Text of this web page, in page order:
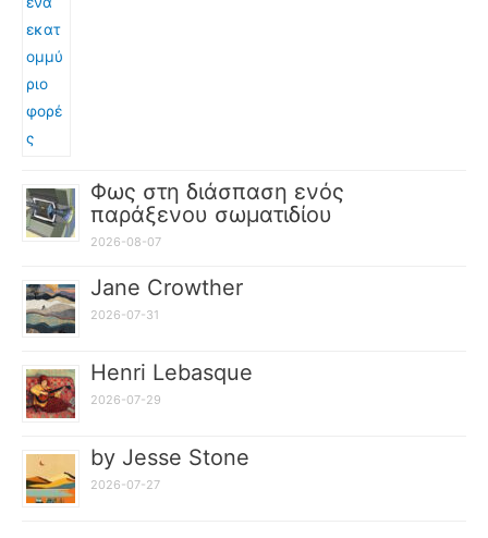
Φως στη διάσπαση ενός
παράξενου σωματιδίου
2026-08-07
Jane Crowther
2026-07-31
Henri Lebasque
2026-07-29
by Jesse Stone
2026-07-27